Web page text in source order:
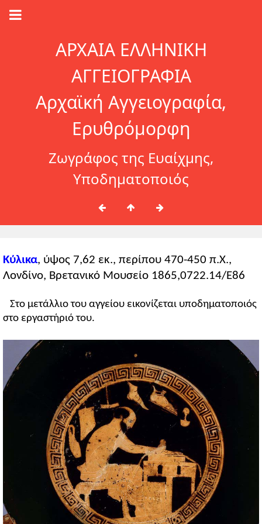
ΑΡΧΑΙΑ ΕΛΛΗΝΙΚΗ
ΑΓΓΕΙΟΓΡΑΦΙΑ
Αρχαϊκή Αγγειογραφία,
Ερυθρόμορφη
Ζωγράφος της Ευαίχμης,
Υποδηματοποιός
Κύλικα, ύψος 7,62 εκ., περίπου 470-450 π.Χ.,
Λονδίνο, Βρετανικό Μουσείο 1865,0722.14/E86
Στο μετάλλιο του αγγείου εικονίζεται υποδηματοποιός
στο εργαστήριό του.